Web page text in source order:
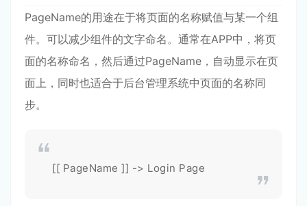
PageName的用途在于将页面的名称赋值与某一个组
件。可以减少组件的文字命名。通常在APP中，将页
面的名称命名，然后通过PageName，自动显示在页
面上，同时也适合于后台管理系统中页面的名称同
步。
[[ PageName ]] -> Login Page